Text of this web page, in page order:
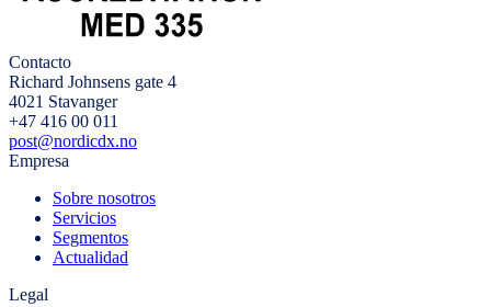
Contacto
Richard Johnsens gate 4
4021 Stavanger
+47 416 00 011
post@nordicdx.no
Empresa
Sobre nosotros
Servicios
Segmentos
Actualidad
Legal